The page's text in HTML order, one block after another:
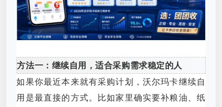
方法一：继续自用，适合采购需求稳定的人
如果你最近本来就有采购计划，沃尔玛卡继续自
用是最直接的方式。比如家里确实要补粮油、纸